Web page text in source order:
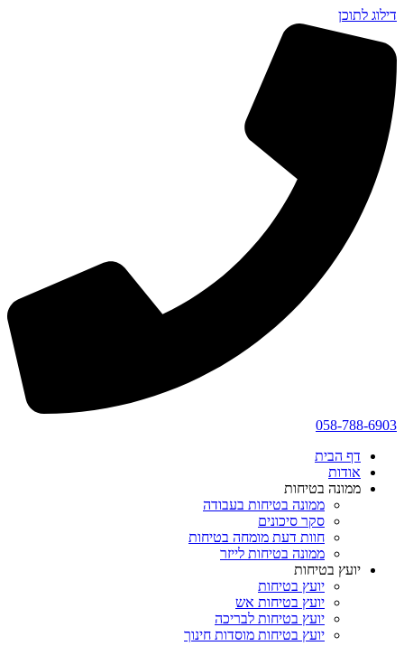
דילוג לתוכן
058-788-6903
דף הבית
אודות
ממונה בטיחות
ממונה בטיחות בעבודה
סקר סיכונים
חוות דעת מומחה בטיחות
ממונה בטיחות לייזר
יועץ בטיחות
יועץ בטיחות
יועץ בטיחות אש
יועץ בטיחות לבריכה
יועץ בטיחות מוסדות חינוך